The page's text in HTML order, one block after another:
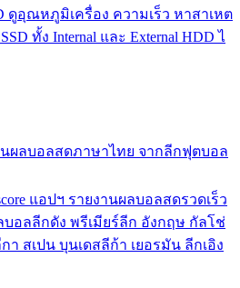
ดูอุณหภูมิเครื่อง ความเร็ว หาสาเหต
ทั้ง Internal และ External HDD ไ
นผลบอลสดภาษาไทย จากลีกฟุตบอล
แอปฯ รายงานผลบอลสดรวดเร็ว
อลลีกดัง พรีเมียร์ลีก อังกฤษ กัลโช่
า สเปน บุนเดสลีก้า เยอรมัน ลีกเอิง